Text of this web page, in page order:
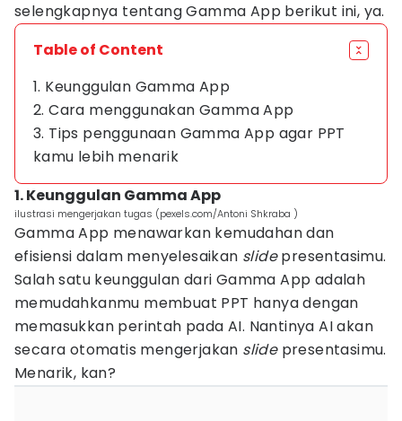
selengkapnya tentang Gamma App berikut ini, ya.
Table of Content
1. Keunggulan Gamma App
2. Cara menggunakan Gamma App
3. Tips penggunaan Gamma App agar PPT
kamu lebih menarik
1. Keunggulan Gamma App
ilustrasi mengerjakan tugas (pexels.com/Antoni Shkraba )
Gamma App menawarkan kemudahan dan
efisiensi dalam menyelesaikan slidepresentasimu.
Salah satu keunggulan dari Gamma App adalah
memudahkanmu membuat PPT hanya dengan
memasukkan perintah pada AI. Nantinya AI akan
secara otomatis mengerjakan slide presentasimu.
Menarik, kan?